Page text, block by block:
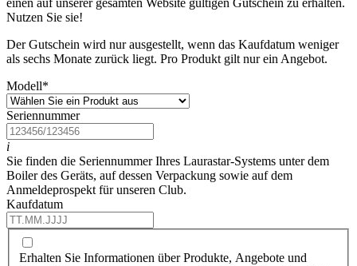
einen auf unserer gesamten Website gültigen Gutschein zu erhalten.
Nutzen Sie sie!
Der Gutschein wird nur ausgestellt, wenn das Kaufdatum weniger
als sechs Monate zurück liegt. Pro Produkt gilt nur ein Angebot.
Modell*
Seriennummer
i
Sie finden die Seriennummer Ihres Laurastar-Systems unter dem
Boiler des Geräts, auf dessen Verpackung sowie auf dem
Anmeldeprospekt für unseren Club.
Kaufdatum
Erhalten Sie Informationen über Produkte, Angebote und